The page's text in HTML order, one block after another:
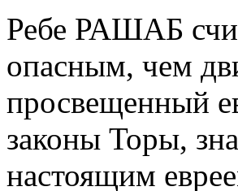
Ребе РАШАБ
опасным, чем
просвещенный
законы Торы,
настоящим